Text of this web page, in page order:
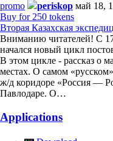
promo periskop май 18,
Buy for 250 tokens
Вторая Казахская
Вниманию читателей! С
начался новый цикл
В этом цикле - рассказ о
местах. О самом
ж/д коридоре «Россия —
Павлодаре. О…
Applications